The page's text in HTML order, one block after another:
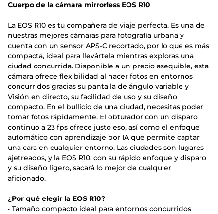
Cuerpo de la cámara mirrorless EOS R10
La EOS R10 es tu compañera de viaje perfecta. Es una de
nuestras mejores cámaras para fotografía urbana y
cuenta con un sensor APS-C recortado, por lo que es más
compacta, ideal para llevártela mientras exploras una
ciudad concurrida. Disponible a un precio asequible, esta
cámara ofrece flexibilidad al hacer fotos en entornos
concurridos gracias su pantalla de ángulo variable y
Visión en directo, su facilidad de uso y su diseño
compacto. En el bullicio de una ciudad, necesitas poder
tomar fotos rápidamente. El obturador con un disparo
continuo a 23 fps ofrece justo eso, así como el enfoque
automático con aprendizaje por IA que permite captar
una cara en cualquier entorno. Las ciudades son lugares
ajetreados, y la EOS R10, con su rápido enfoque y disparo
y su diseño ligero, sacará lo mejor de cualquier
aficionado.
¿Por qué elegir la EOS R10?
• Tamaño compacto ideal para entornos concurridos